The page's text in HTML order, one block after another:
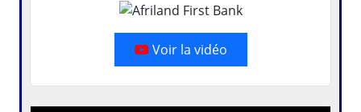
Voir la vidéo